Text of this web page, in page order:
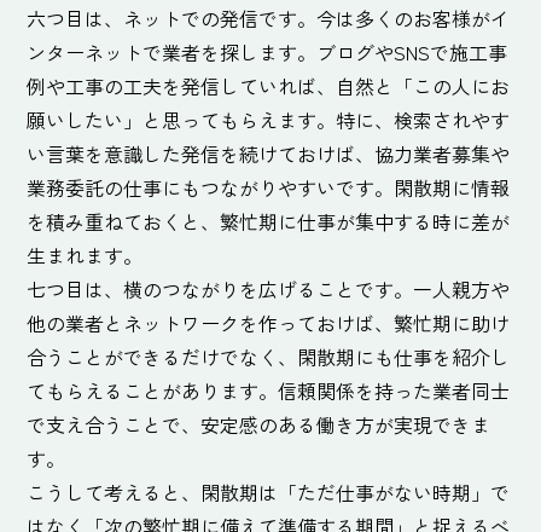
六つ目は、ネットでの発信です。今は多くのお客様がイ
ンターネットで業者を探します。ブログやSNSで施工事
例や工事の工夫を発信していれば、自然と「この人にお
願いしたい」と思ってもらえます。特に、検索されやす
い言葉を意識した発信を続けておけば、協力業者募集や
業務委託の仕事にもつながりやすいです。閑散期に情報
を積み重ねておくと、繁忙期に仕事が集中する時に差が
生まれます。
七つ目は、横のつながりを広げることです。一人親方や
他の業者とネットワークを作っておけば、繁忙期に助け
合うことができるだけでなく、閑散期にも仕事を紹介し
てもらえることがあります。信頼関係を持った業者同士
で支え合うことで、安定感のある働き方が実現できま
す。
こうして考えると、閑散期は「ただ仕事がない時期」で
はなく「次の繁忙期に備えて準備する期間」と捉えるべ